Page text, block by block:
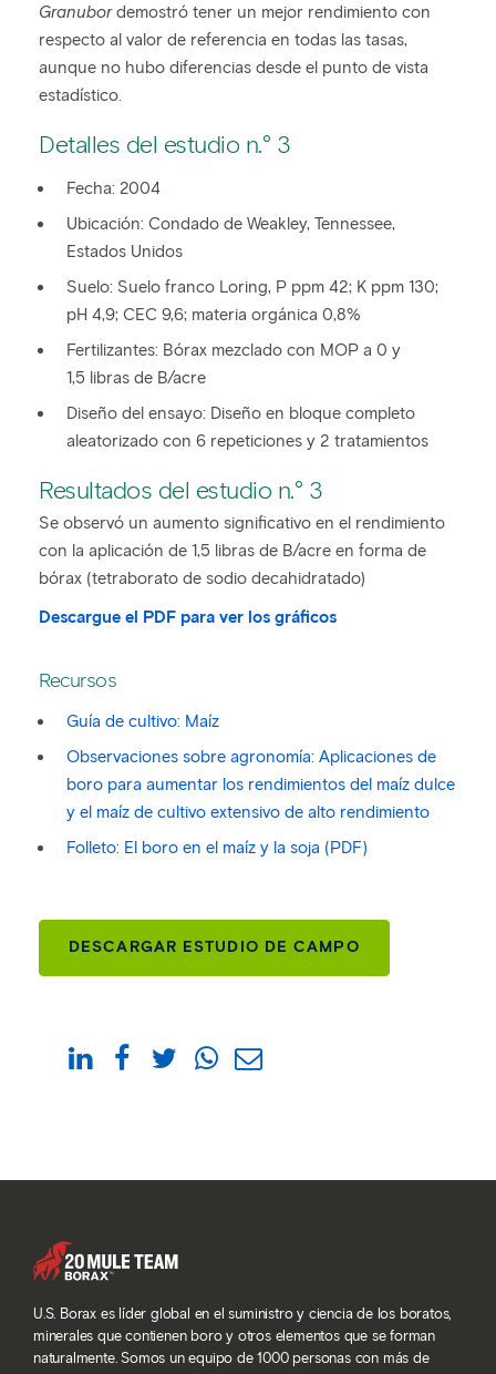
Granubordemostró tener un mejor rendimiento con
respecto al valor de referencia en todas las tasas,
aunque no hubo diferencias desde el punto de vista
estadístico.
Detalles del estudio n.° 3
Fecha: 2004
Ubicación: Condado de Weakley, Tennessee,
Estados Unidos
Suelo: Suelo franco Loring, P ppm 42; K ppm 130;
pH 4,9; CEC 9,6; materia orgánica 0,8%
Fertilizantes: Bórax mezclado con MOP a 0 y
1,5 libras de B/acre
Diseño del ensayo: Diseño en bloque completo
aleatorizado con 6 repeticiones y 2 tratamientos
Resultados del estudio n.° 3
Se observó un aumento significativo en el rendimiento
con la aplicación de 1,5 libras de B/acre en forma de
bórax (tetraborato de sodio decahidratado)
Descargue el PDF para ver los gráficos
Recursos
Guía de cultivo: Maíz
Observaciones sobre agronomía: Aplicaciones de
boro para aumentar los rendimientos del maíz dulce
y el maíz de cultivo extensivo de alto rendimiento
Folleto: El boro en el maíz y la soja (PDF)
DESCARGAR ESTUDIO DE CAMPO
U.S. Borax es líder global en el suministro y ciencia de los boratos,
minerales que contienen boro y otros elementos que se forman
naturalmente. Somos un equipo de 1000 personas con más de